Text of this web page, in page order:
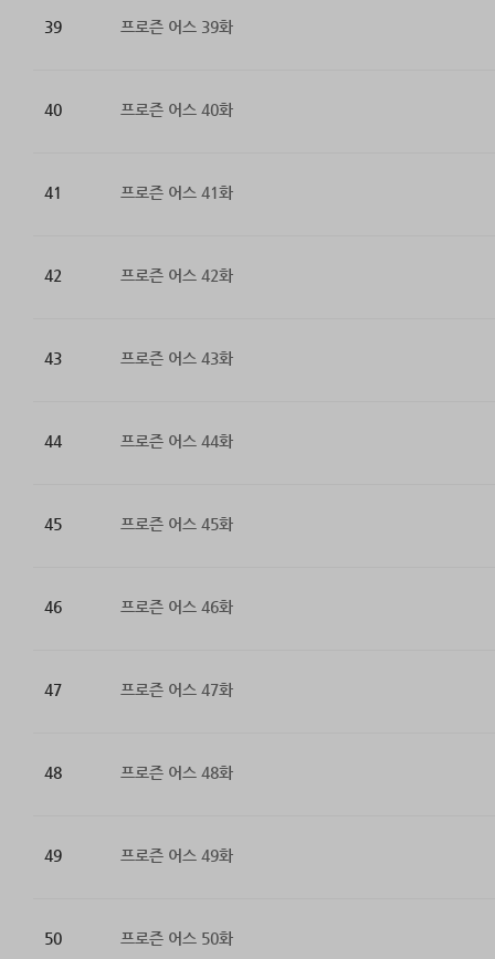
39 프로즌 어스 39화
40 프로즌 어스 40화
41 프로즌 어스 41화
42 프로즌 어스 42화
43 프로즌 어스 43화
44 프로즌 어스 44화
45 프로즌 어스 45화
46 프로즌 어스 46화
47 프로즌 어스 47화
48 프로즌 어스 48화
49 프로즌 어스 49화
50 프로즌 어스 50화